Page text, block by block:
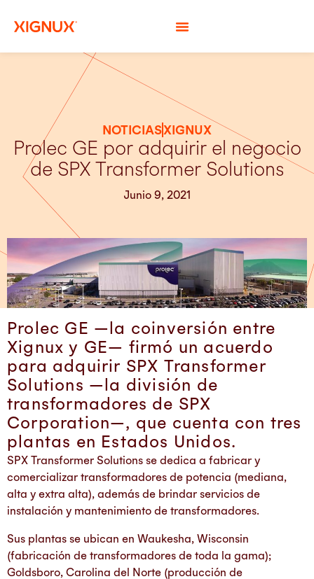
NOTICIASXIGNUX
Prolec GE por adquirir el negocio
de SPX Transformer Solutions
Junio 9, 2021
Prolec GE —la coinversión entre
Xignux y GE— firmó un acuerdo
para adquirir SPX Transformer
Solutions —la división de
transformadores de SPX
Corporation—, que cuenta con tres
plantas en Estados Unidos.
SPX Transformer Solutions se dedica a fabricar y
comercializar transformadores de potencia (mediana,
alta y extra alta), además de brindar servicios de
instalación y mantenimiento de transformadores.
Sus plantas se ubican en Waukesha, Wisconsin
(fabricación de transformadores de toda la gama);
Goldsboro, Carolina del Norte (producción de